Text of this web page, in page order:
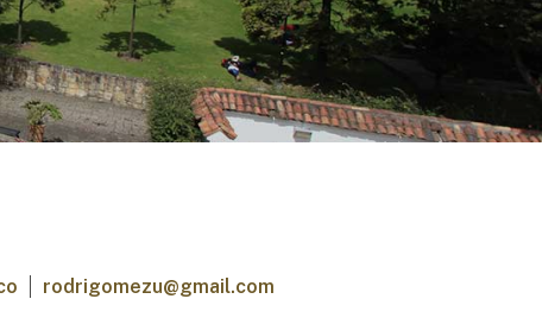
rodrigomezu@gmail.com